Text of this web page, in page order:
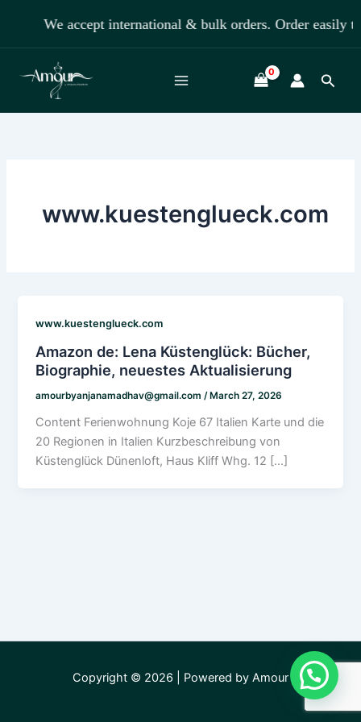
content
We accept international & bulk orders. Order easily
www.kuestenglueck.com
www.kuestenglueck.com
Amazon de: Lena Küstenglück: Bücher,
Biographie, neuestes Aktualisierung
amourbyanjanamadhav@gmail.com/ March 27, 2026
Content Ferienwohnung Koje 67 Italien Karte und die
20 Regionen in Italien Kurzbeschreibung von
Küstenglück Dünenloft, Haus Kliff Whg. 12 […]
Copyright © 2026 | Powered by Amour